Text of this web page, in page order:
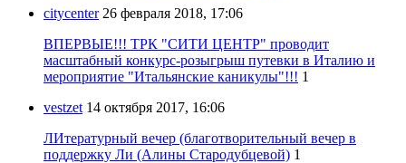
citycenter 26 февраля 2018, 17:06
ВПЕРВЫЕ!!! ТРК "СИТИ ЦЕНТР" проводит
масштабный конкурс-розыгрыш путевки в Италию и
мероприятие "Итальянские каникулы"!!! 1
vestzet 14 октября 2017, 16:06
ЛИтературный вечер (благотворительный вечер в
поддержку Ли (Алины Стародубцевой) 1